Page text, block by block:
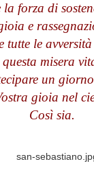
la forza di
e
tutte le
questa misera
un
gioia nel
Così sia.